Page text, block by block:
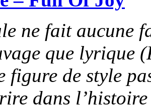
ne fait aucune
que lyrique
figure de style
dans